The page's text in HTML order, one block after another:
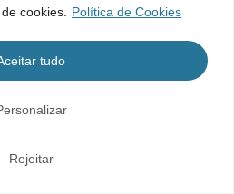
cookies.
Política de Cookies
Rejeitar
tudo